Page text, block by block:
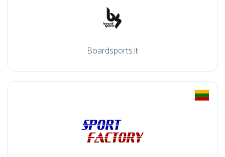
Boardsports.lt